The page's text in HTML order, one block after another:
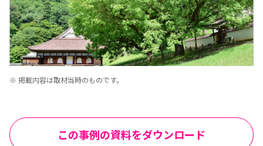
※ 掲載内容は取材当時のものです。
この事例の資料をダウンロード